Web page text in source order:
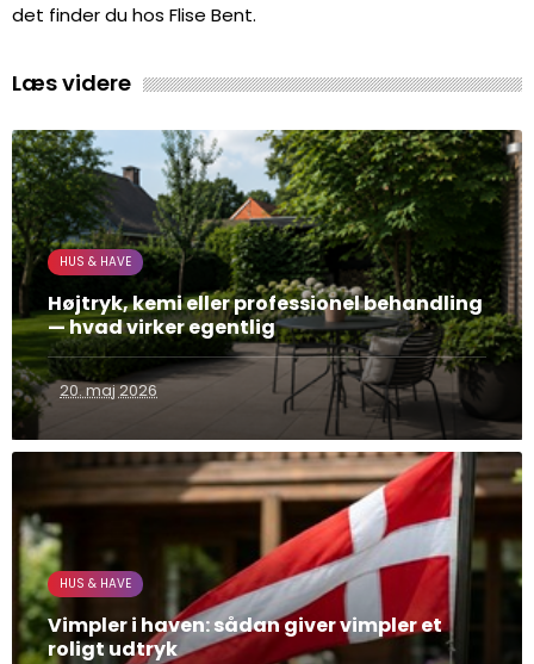
det finder du hos Flise Bent.
Læs videre
HUS & HAVE
Højtryk, kemi eller professionel behandling
— hvad virker egentlig
20. maj 2026
HUS & HAVE
Vimpler i haven: sådan giver vimpler et
roligt udtryk